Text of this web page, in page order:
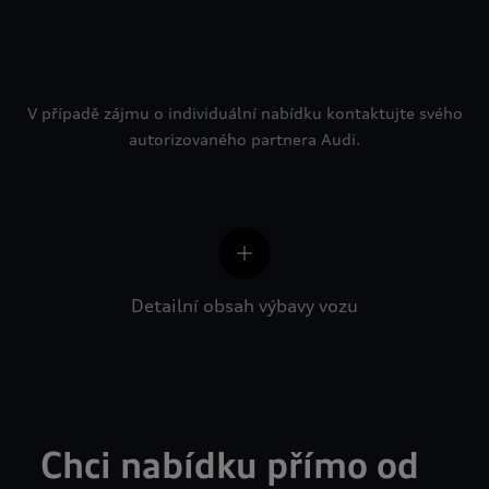
V případě zájmu o individuální nabídku kontaktujte svého
autorizovaného partnera Audi.
Detailní obsah výbavy vozu